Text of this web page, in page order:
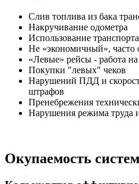
Слив топлива из бака
Накручивание одометра
Использование
Не «экономичный», часто
«Левые» рейсы - работа
Покупки "левых" чеков
Нарушений ПДД и
штрафов
Пренебрежения
Нарушения режима труда
Окупаемость